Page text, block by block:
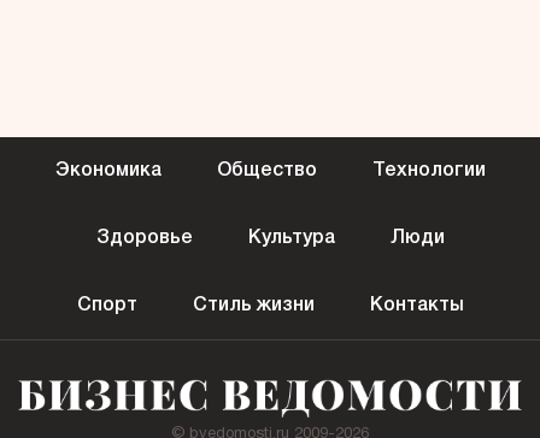
Экономика Общество Технологии
Здоровье Культура Люди
Спорт Стиль жизни Контакты
© bvedomosti.ru 2009-2026